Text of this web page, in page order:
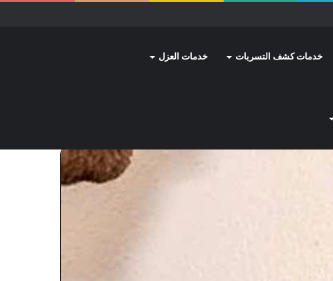
خدمات كشف التسربات خدمات العزل